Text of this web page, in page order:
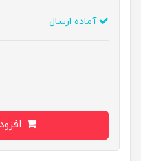
آماده ارسال